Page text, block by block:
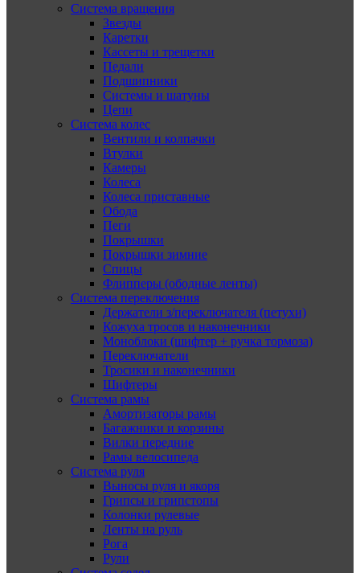
Система вращения
Звезды
Каретки
Кассеты и трещетки
Педали
Подшипники
Системы и шатуны
Цепи
Система колес
Вентили и колпачки
Втулки
Камеры
Колеса
Колеса приставные
Обода
Пеги
Покрышки
Покрышки зимние
Спицы
Флипперы (ободные ленты)
Система переключения
Держатели з/переключателя (петухи)
Кожуха тросов и наконечники
Моноблоки (шифтер + ручка тормоза)
Переключатели
Тросики и наконечники
Шифтеры
Система рамы
Амортизаторы рамы
Багажники и корзины
Вилки передние
Рамы велосипеда
Система руля
Выносы руля и якоря
Грипсы и грипстопы
Колонки рулевые
Ленты на руль
Рога
Рули